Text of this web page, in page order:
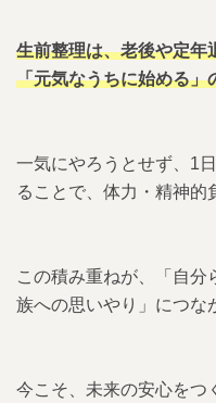
生前整理は、老後や定年
「元気なうちに始める」
一気にやろうとせず、1
ることで、体力・精神的
この積み重ねが、「自分
族への思いやり」につな
今こそ、未来の安心をつ